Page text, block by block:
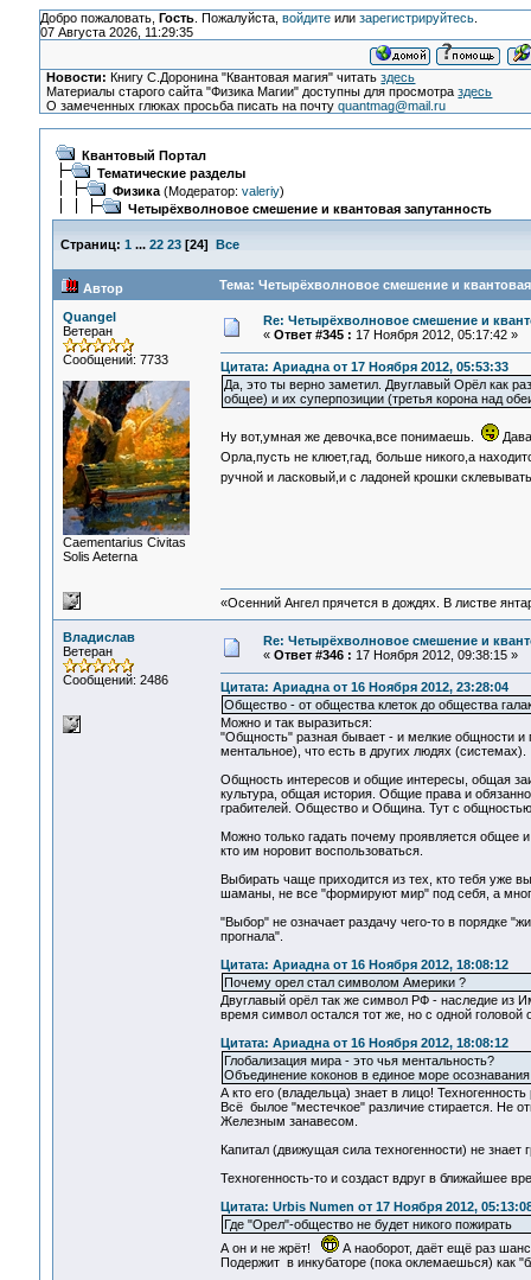
Добро пожаловать, Гость. Пожалуйста, войдитеили зарегистрируйтесь.
07 Августа 2026, 11:29:35
Новости: Книгу С.Доронина "Квантовая магия" читатьздесь
Материалы старого сайта "Физика Магии" доступны для просмотраздесь
О замеченных глюках просьба писать на почтуquantmag@mail.ru
Квантовый Портал
Тематические разделы
Физика(Модератор: valeriy)
Четырёхволновое смешение и квантовая запутанность
Страниц: 1 ... 22 23[24] Все
Автор Тема: Четырёхволновое смешение и
Quangel
Ветеран
Сообщений: 7733
Сaementarius Civitas
Solis Aeterna
Re: Четырёхволновое смешение и
« Ответ #345 : 17 Ноября 2012, 05:17:42 »
Цитата: Ариадна от 17 Ноября 2012, 05:53:33
Да, это ты верно заметил. Двуглавый Орёл как
общее) и их суперпозиции (третья корона над
Ну вот,умная же девочка,все понимаешь.
Орла,пусть не клюет,гад, больше никого,а
ручной и ласковый,и с ладоней крошки
«Осенний Ангел прячется в дождях. В листве
Владислав
Ветеран
Сообщений: 2486
Re: Четырёхволновое смешение и
« Ответ #346 : 17 Ноября 2012, 09:38:15 »
Цитата: Ариадна от 16 Ноября 2012, 23:28:04
Общество - от общества клеток до общества
Можно и так выразиться:
"Общность" разная бывает - и мелкие общности
ментальное), что есть в других людях (системах).
Общность интересов и общие интересы, общая
культура, общая история. Общие права и
грабителей. Общество и Община. Тут с
Можно только гадать почему проявляется общее
кто им норовит воспользоваться.
Выбирать чаще приходится из тех, кто тебя уже
шаманы, не все "формируют мир" под себя, а
"Выбор" не означает раздачу чего-то в порядке
прогнала".
Цитата: Ариадна от 16 Ноября 2012, 18:08:12
Почему орел стал символом Америки ?
Двуглавый орёл так же символ РФ - наследие из
время символ остался тот же, но с одной головой
Цитата: Ариадна от 16 Ноября 2012, 18:08:12
Глобализация мира - это чья ментальность?
Объединение коконов в единое море
А кто его (владельца) знает в лицо! Техногенность
Всё былое "местечкое" различие стирается. Не
Железным занавесом.
Капитал (движущая сила техногенности) не
Техногенность-то и создаст вдруг в ближайшее
Цитата: Urbis Numen от 17 Ноября 2012,
Где "Орел"-общество не будет никого пожирать
А он и не жрёт!
А наоборот, даёт ещё раз
Подержит в инкубаторе (пока оклемаешься) как